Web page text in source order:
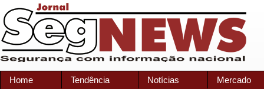
Home Tendência Notícias Mercado